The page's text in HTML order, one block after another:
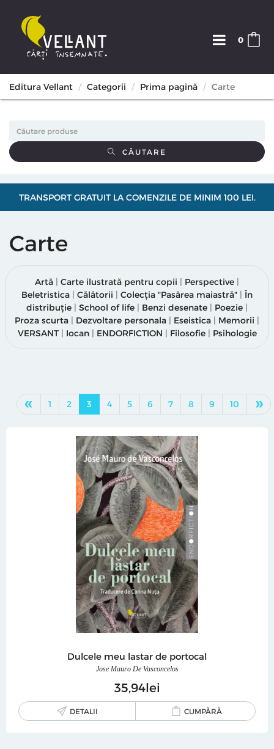
0
Editura Vellant Categorii Prima pagină Carte
CĂUTARE
TRANSPORT GRATUIT LA COMENZILE DE MINIM 100 LEI.
Carte
Artă | Carte ilustrată pentru copii | Perspective |
Beletristica | Călătorii | Colecția "Pasărea maiastră" | În
distribuție | School of life | Benzi desenate | Poezie |
Proza scurta | Dezvoltare personala | Eseistica | Memorii |
VERSANT| Iocan| ENDORFICTION | Filosofie| Psihologie
« 1 2 3 4 5 6 7 8 9 10 »
Dulcele meu lastar de portocal
Jose Mauro De Vasconcelos
3594lei
DETALII CUMPĂRĂ